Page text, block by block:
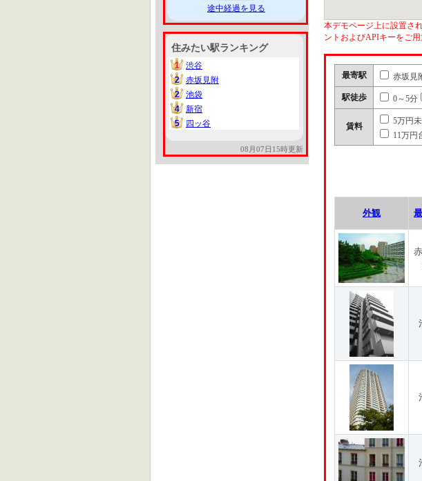
途中経過を見る
住みたい駅ランキング
1
1
渋谷
2
2
赤坂見附
2
2
池袋
4
4
新宿
5
5 四ッ谷
08月07日15時更新
本デモページ上に設置さ
ントおよびAPIキーをご
最寄駅 赤坂見
駅徒歩 0～5分
賃料
5万円
11万円
外観